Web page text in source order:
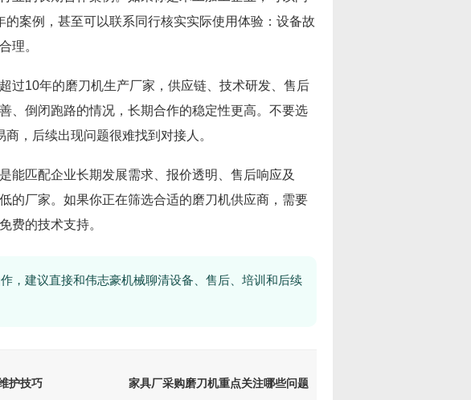
案例，甚至可以联系同行核实实际使用体验：设备故
理。
过10年的磨刀机生产厂家，供应链、技术研发、售后
、倒闭跑路的情况，长期合作的稳定性更高。不要选
，后续出现问题很难找到对接人。
能匹配企业长期发展需求、报价透明、售后响应及
的厂家。如果你正在筛选合适的磨刀机供应商，需要
费的技术支持。
，建议直接和伟志豪机械聊清设备、售后、培训和后续
家具厂采购磨刀机重点关注哪些问题
护技巧